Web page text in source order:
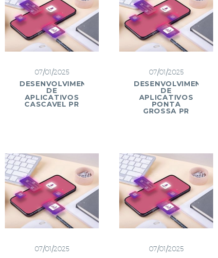
07/01/2025
DESENVOLVIMENTO
DE
APLICATIVOS
CASCAVEL PR
07/01/2025
DESENVOLVIMENTO
DE
APLICATIVOS
PONTA
GROSSA PR
07/01/2025 07/01/2025